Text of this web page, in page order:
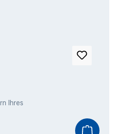
Ihres